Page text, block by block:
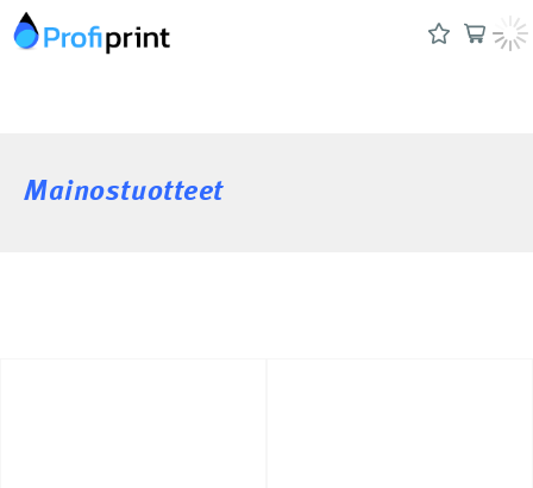
Mainostuotteet